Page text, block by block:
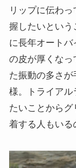
リップに伝わ
握したいという
に長年オート
の皮が厚くなっ
た振動の多さ
様。トライアル
たいことから
着する人もいる